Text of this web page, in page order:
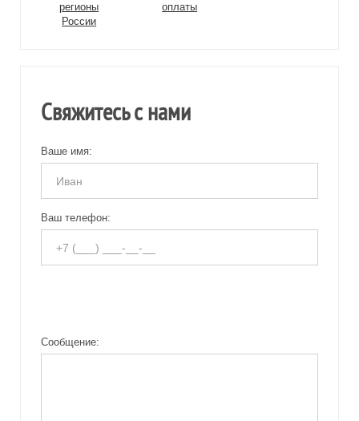
регионы
России
оплаты
Свяжитесь с нами
Ваше имя:
Ваш телефон:
Сообщение: